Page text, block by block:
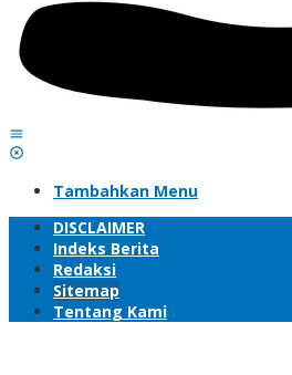
Tambahkan Menu
DISCLAIMER
Indeks Berita
Redaksi
Sitemap
Tentang Kami